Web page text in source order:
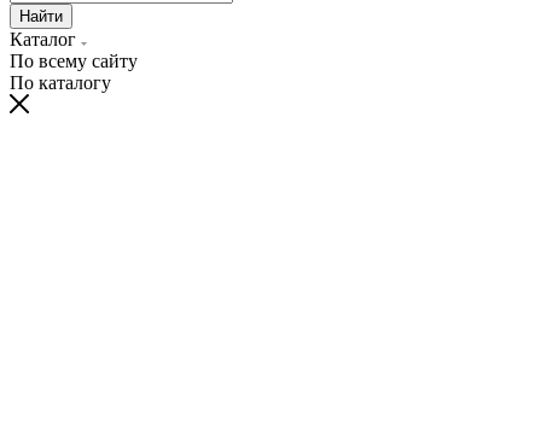
Найти
Каталог
По всему сайту
По каталогу